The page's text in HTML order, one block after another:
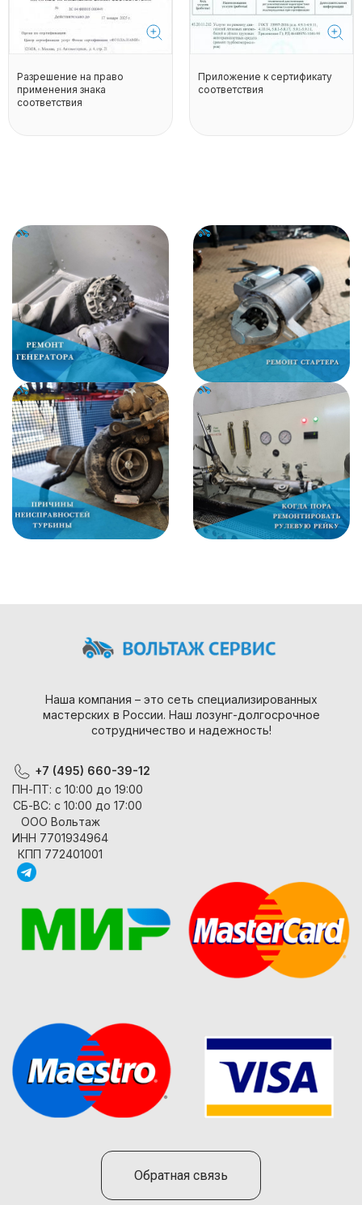
Разрешение на право
применения знака
соответствия
Приложение к сертификату
соответствия
Наша компания – это сеть специализированных
мастерских в России. Наш лозунг-долгосрочное
сотрудничество и надежность!
+7 (495) 660-39-12
ПН-ПТ: с 10:00 до 19:00
СБ-ВС: с 10:00 до 17:00
ООО Вольтаж
ИНН 7701934964
КПП 772401001
Обратная связь